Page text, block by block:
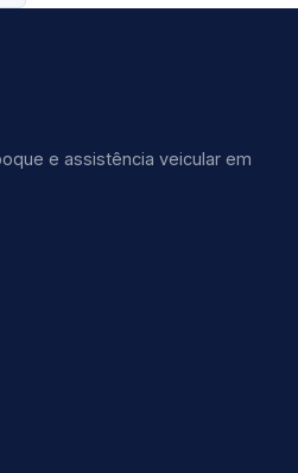
e assistência veicular em